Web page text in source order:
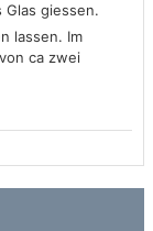
Glas giessen.
lassen. Im
ca zwei